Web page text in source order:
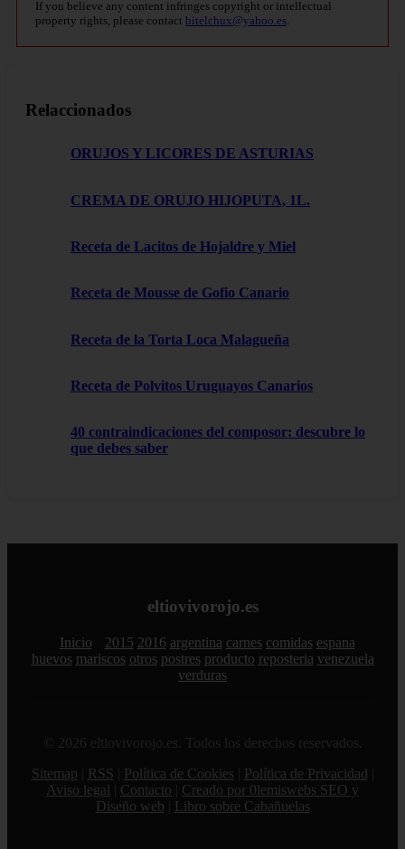
If you believe any content infringes copyright or intellectual
property rights, please contact bitelchux@yahoo.es.
Relaccionados
ORUJOS Y LICORES DE ASTURIAS
CREMA DE ORUJO HIJOPUTA, 1L.
Receta de Lacitos de Hojaldre y Miel
Receta de Mousse de Gofio Canario
Receta de la Torta Loca Malagueña
Receta de Polvitos Uruguayos Canarios
40 contraindicaciones del composor: descubre lo
que debes saber
eltiovivorojo.es
Inicio 2015 2016 argentina carnes comidas espana
huevos mariscos otros postres producto reposteria venezuela
verduras
© 2026 eltiovivorojo.es. Todos los derechos reservados.
Sitemap
RSS Política de Cookies Política de Privacidad
Aviso legal
Contacto
Creado por 0lemiswebs SEO y
Diseño web
Libro sobre Cabañuelas